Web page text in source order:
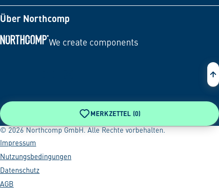
Über Northcomp
We create components
MERKZETTEL (0)
© 2026 Northcomp GmbH. Alle Rechte vorbehalten.
Impressum
Nutzungsbedingungen
Datenschutz
AGB